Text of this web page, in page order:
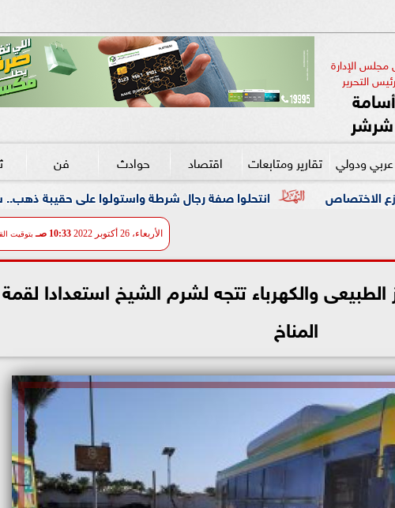
الإدارة
التحرير
شرشر
عربي ودولي تقارير ومتابعات اقتصاد حوادث فن
انتحلوا صفة رجال شرطة واستولوا على حقيبة ذهب.. سقوط تشكيل عصابى
الأربعاء، 26 أكتوبر 2022 10:33 صـ بتوقيت
الطبيعى والكهرباء تتجه لشرم الشيخ استعدادا لقمة
المناخ